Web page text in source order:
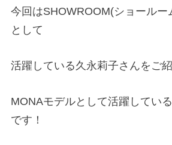
今回はSHOWROOM(ショールー
として
活躍している久永莉子さんをご紹
MONAモデルとして活躍してい
です！